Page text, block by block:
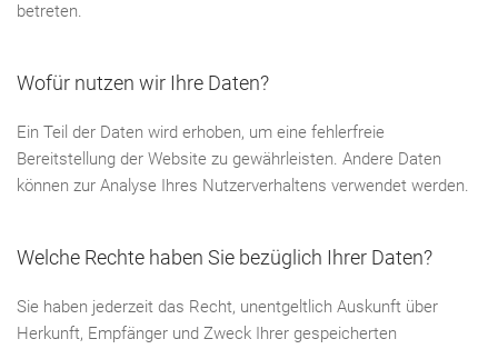
betreten.
Wofür nutzen wir Ihre Daten?
Ein Teil der Daten wird erhoben, um eine fehlerfreie
Bereitstellung der Website zu gewährleisten. Andere Daten
können zur Analyse Ihres Nutzerverhaltens verwendet werden.
Welche Rechte haben Sie bezüglich Ihrer Daten?
Sie haben jederzeit das Recht, unentgeltlich Auskunft über
Herkunft, Empfänger und Zweck Ihrer gespeicherten